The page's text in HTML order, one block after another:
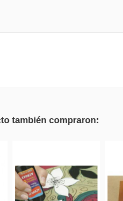
también compraron: